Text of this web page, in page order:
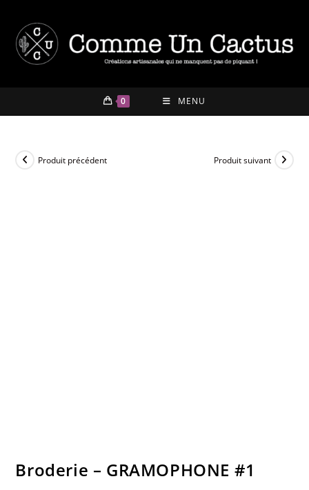
content
0 MENU
Produit précédent Produit suivant
Broderie – GRAMOPHONE #1